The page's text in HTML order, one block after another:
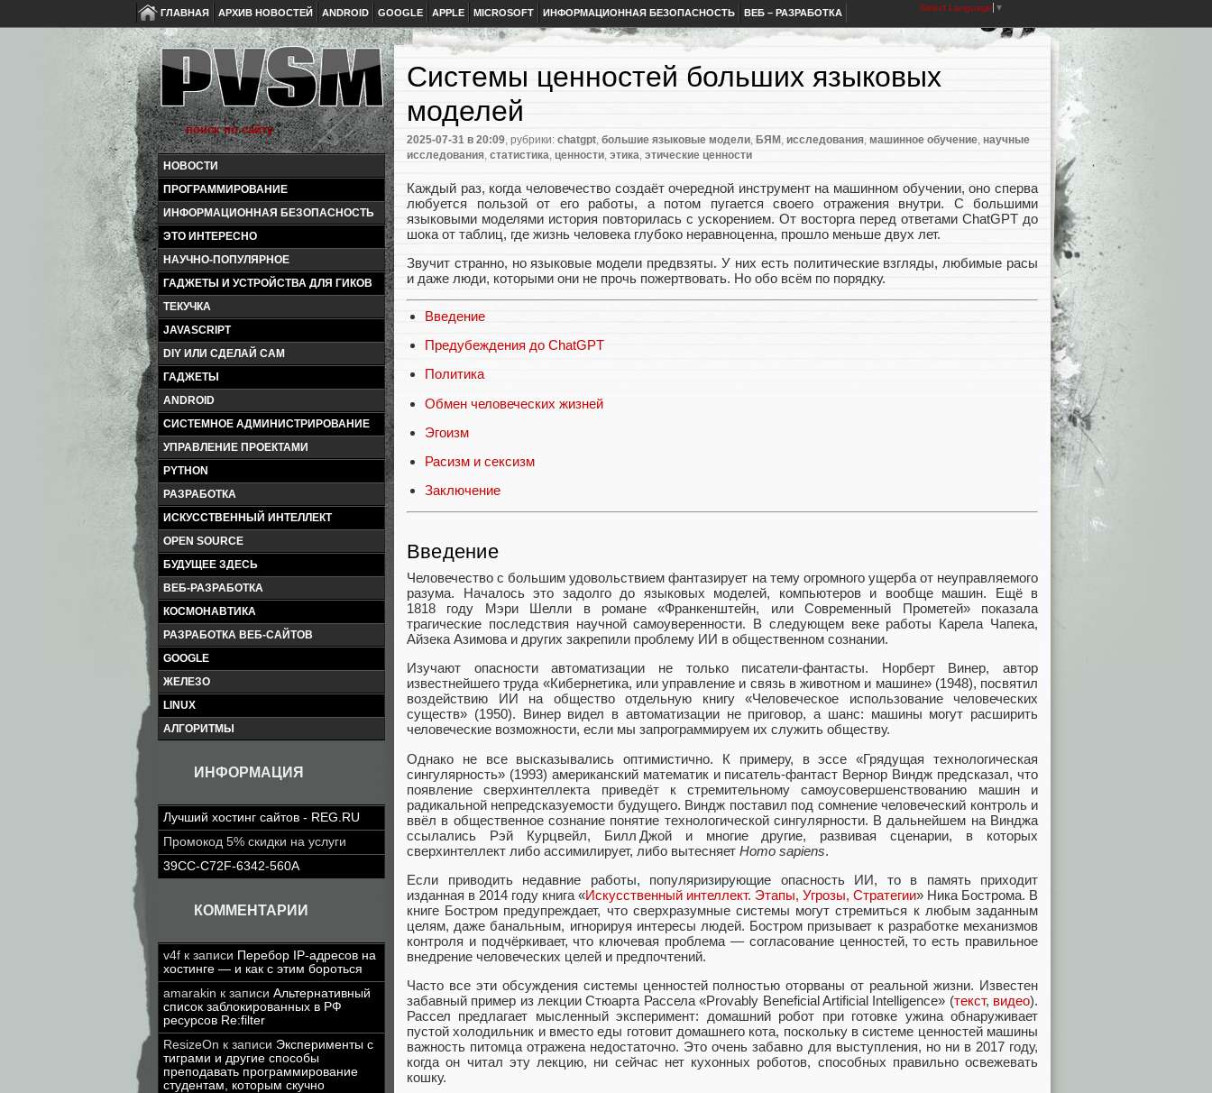
ГЛАВНАЯ АРХИВ НОВОСТЕЙ ANDROID GOOGLE APPLE MICROSOFT ИНФОРМАЦИОННАЯ БЕЗОПАСНОСТЬ ВЕБ – РАЗРАБОТКА Select Language ▼
НОВОСТИ
ПРОГРАММИРОВАНИЕ
ИНФОРМАЦИОННАЯ БЕЗОПАСНОСТЬ
ЭТО ИНТЕРЕСНО
НАУЧНО-ПОПУЛЯРНОЕ
ГАДЖЕТЫ И УСТРОЙСТВА ДЛЯ ГИКОВ
ТЕКУЧКА
JAVASCRIPT
DIY ИЛИ СДЕЛАЙ САМ
ГАДЖЕТЫ
ANDROID
СИСТЕМНОЕ АДМИНИСТРИРОВАНИЕ
УПРАВЛЕНИЕ ПРОЕКТАМИ
PYTHON
РАЗРАБОТКА
ИСКУССТВЕННЫЙ ИНТЕЛЛЕКТ
OPEN SOURCE
БУДУЩЕЕ ЗДЕСЬ
ВЕБ-РАЗРАБОТКА
КОСМОНАВТИКА
РАЗРАБОТКА ВЕБ-САЙТОВ
GOOGLE
ЖЕЛЕЗО
LINUX
АЛГОРИТМЫ
ИНФОРМАЦИЯ
Лучший хостинг сайтов - REG.RU
Промокод 5% скидки на услуги
39CC-C72F-6342-560A
КОММЕНТАРИИ
v4f к записи Перебор IP-адресов на
хостинге — и как с этим бороться
amarakin к записи Альтернативный
список заблокированных в РФ
ресурсов Re:filter
ResizeOn к записи Эксперименты с
тиграми и другие способы
преподавать программирование
студентам, которым скучно
Системы ценностей больших языковых
моделей
2025-07-31 в 20:09, рубрики: chatgpt, большие языковые модели, БЯМ , исследования, машинное обучение, научные
исследования, статистика, ценности, этика, этические ценности
Каждый раз, когда человечество создаёт очередной инструмент на машинном обучении, оно сперва
любуется пользой от его работы, а потом пугается своего отражения внутри. С большими
языковыми моделями история повторилась с ускорением. От восторга перед ответами ChatGPT до
шока от таблиц, где жизнь человека глубоко неравноценна, прошло меньше двух лет.
Звучит странно, но языковые модели предвзяты. У них есть политические взгляды, любимые расы
и даже люди, которыми они не прочь пожертвовать. Но обо всём по порядку.
Введение
Предубеждения до ChatGPT
Политика
Обмен человеческих жизней
Эгоизм
Расизм и сексизм
Заключение
Введение
Человечество с большим удовольствием фантазирует на тему огромного ущерба от неуправляемого
разума. Началось это задолго до языковых моделей, компьютеров и вообще машин. Ещё в
1818 году Мэри Шелли в романе «Франкенштейн, или Современный Прометей» показала
трагические последствия научной самоуверенности. В следующем веке работы Карела Чапека,
Айзека Азимова и других закрепили проблему ИИ в общественном сознании.
Изучают опасности автоматизации не только писатели-фантасты. Норберт Винер, автор
известнейшего труда «Кибернетика, или управление и связь в животном и машине» (1948), посвятил
воздействию ИИ на общество отдельную книгу «Человеческое использование человеческих
существ» (1950). Винер видел в автоматизации не приговор, а шанс: машины могут расширить
человеческие возможности, если мы запрограммируем их служить обществу.
Однако не все высказывались оптимистично. К примеру, в эссе «Грядущая технологическая
сингулярность» (1993) американский математик и писатель-фантаст Вернор Виндж предсказал, что
появление сверхинтеллекта приведёт к стремительному самоусовершенствованию машин и
радикальной непредсказуемости будущего. Виндж поставил под сомнение человеческий контроль и
ввёл в общественное сознание понятие технологической сингулярности. В дальнейшем на Винджа
ссылались Рэй Курцвейл, Билл Джой и многие другие, развивая сценарии, в которых
сверхинтеллект либо ассимилирует, либо вытесняет Homo sapiens.
Если приводить недавние работы, популяризирующие опасность ИИ, то в память приходит
изданная в 2014 году книга «Искусственный интеллект. Этапы, Угрозы, Стратегии» Ника Бострома. В
книге Бостром предупреждает, что сверхразумные системы могут стремиться к любым заданным
целям, даже банальным, игнорируя интересы людей. Бостром призывает к разработке механизмов
контроля и подчёркивает, что ключевая проблема — согласование ценностей, то есть правильное
внедрение человеческих целей и предпочтений.
Часто все эти обсуждения системы ценностей полностью оторваны от реальной жизни. Известен
забавный пример из лекции Стюарта Рассела «Provably Beneficial Artificial Intelligence» (текст, видео).
Рассел предлагает мысленный эксперимент: домашний робот при готовке ужина обнаруживает
пустой холодильник и вместо еды готовит домашнего кота, поскольку в системе ценностей машины
важность питомца отражена недостаточно. Это очень забавно для выступления, но ни в 2017 году,
когда он читал эту лекцию, ни сейчас нет кухонных роботов, способных правильно освежевать
кошку.